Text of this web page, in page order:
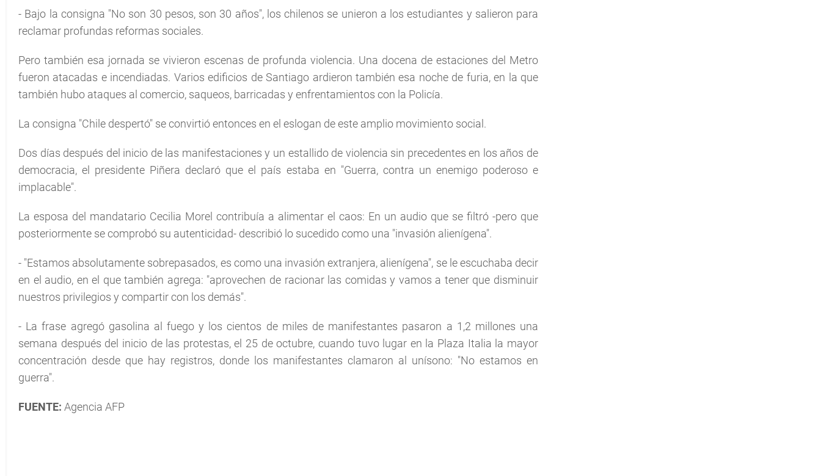
- Bajo la consigna "No son 30 pesos, son 30 años", los chilenos se unieron a los estudiantes y salieron para
reclamar profundas reformas sociales.
Pero también esa jornada se vivieron escenas de profunda violencia. Una docena de estaciones del Metro
fueron atacadas e incendiadas. Varios edificios de Santiago ardieron también esa noche de furia, en la que
también hubo ataques al comercio, saqueos, barricadas y enfrentamientos con la Policía.
La consigna "Chile despertó" se convirtió entonces en el eslogan de este amplio movimiento social.
Dos días después del inicio de las manifestaciones y un estallido de violencia sin precedentes en los años de
democracia, el presidente Piñera declaró que el país estaba en "Guerra, contra un enemigo poderoso e
implacable".
La esposa del mandatario Cecilia Morel contribuía a alimentar el caos: En un audio que se filtró -pero que
posteriormente se comprobó su autenticidad- describió lo sucedido como una "invasión alienígena".
- "Estamos absolutamente sobrepasados, es como una invasión extranjera, alienígena", se le escuchaba decir
en el audio, en el que también agrega: "aprovechen de racionar las comidas y vamos a tener que disminuir
nuestros privilegios y compartir con los demás".
- La frase agregó gasolina al fuego y los cientos de miles de manifestantes pasaron a 1,2 millones una
semana después del inicio de las protestas, el 25 de octubre, cuando tuvo lugar en la Plaza Italia la mayor
concentración desde que hay registros, donde los manifestantes clamaron al unísono: "No estamos en
guerra".
FUENTE: Agencia AFP